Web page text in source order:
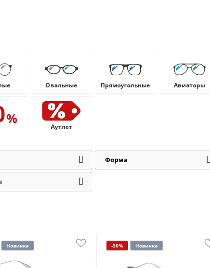
Овальные Прямоугольные Авиаторы
Аутлет
Форма
Новинка -50% Новинка